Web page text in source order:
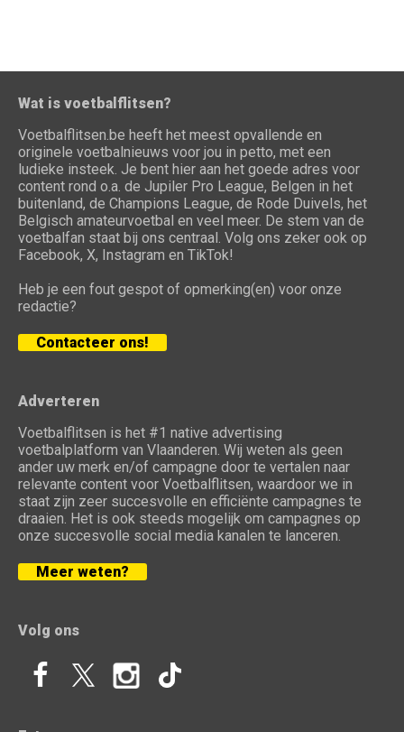
Wat is voetbalflitsen?
Voetbalflitsen.be heeft het meest opvallende en
originele voetbalnieuws voor jou in petto, met een
ludieke insteek. Je bent hier aan het goede adres voor
content rond o.a. de Jupiler Pro League, Belgen in het
buitenland, de Champions League, de Rode Duivels, het
Belgisch amateurvoetbal en veel meer. De stem van de
voetbalfan staat bij ons centraal. Volg ons zeker ook op
Facebook, X, Instagram en TikTok!
Heb je een fout gespot of opmerking(en) voor onze
redactie?
Contacteer ons!
Adverteren
Voetbalflitsen is het #1 native advertising
voetbalplatform van Vlaanderen. Wij weten als geen
ander uw merk en/of campagne door te vertalen naar
relevante content voor Voetbalflitsen, waardoor we in
staat zijn zeer succesvolle en efficiënte campagnes te
draaien. Het is ook steeds mogelijk om campagnes op
onze succesvolle social media kanalen te lanceren.
Meer weten?
Volg ons